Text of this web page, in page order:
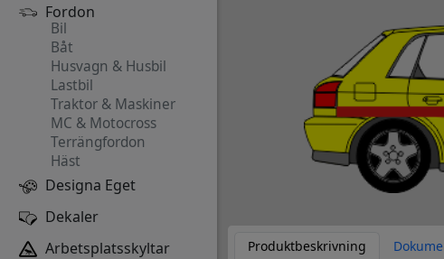
Fordon
Bil
Båt
Husvagn & Husbil
Lastbil
Traktor & Maskiner
MC & Motocross
Terrängfordon
Häst
Designa Eget
Dekaler
Arbetsplatsskyltar
Produktbeskrivning